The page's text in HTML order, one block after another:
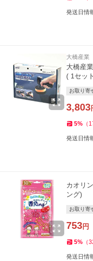
発送日情
大橋産業
大橋産
( 1セッ
お取り寄
3,803
5% （
発送日情
カオリ
ング)
お取り寄
753円
5% （
発送日情